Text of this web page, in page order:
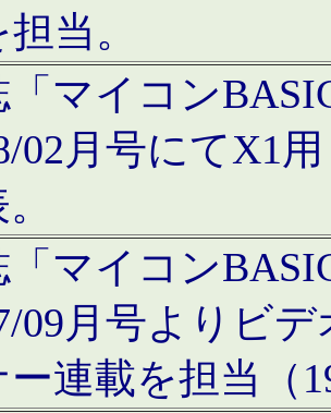
当。
「マイコン
02月号にてX1
「マイコン
09月号よりビ
ー連載を担当（